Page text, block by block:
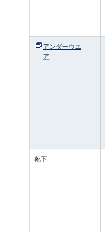
アンダーウエ
ア
靴下